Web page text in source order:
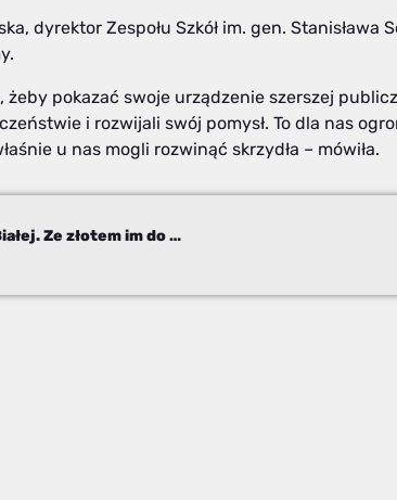
dyrektor Zespołu Szkół im. gen. Stanisława
pokazać swoje urządzenie szerszej
i rozwijali swój pomysł. To dla nas
u nas mogli rozwinąć skrzydła – mówiła.
Młode wilki z Bielska-Białej. Ze złotem im do twarzy!